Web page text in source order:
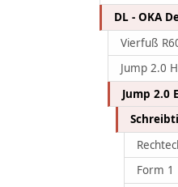
DL - OKA
Vierfuß
Jump 2.0
Jump 2.0
Form 1